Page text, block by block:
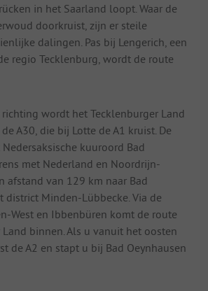
in het Saarland loopt. Waar de
doorkruist, zijn er steile
dalingen. Pas bij Lengerich, een
regio Tecklenburg, wordt de route
wordt het Tecklenburger Land
A30, die bij Lotte de A1 kruist. De
kuuroord Bad
met Nederland en Noordrijn-
afstand van 129 km naar Bad
district Minden-Lübbecke. Via de
West en Ibbenbüren komt de route
binnen. Als u vanuit het oosten
de A2 en stapt u bij Bad Oeynhausen